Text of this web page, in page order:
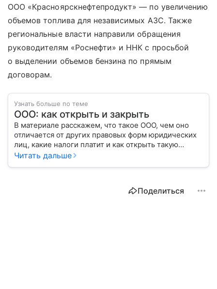
ООО «Красноярскнефтепродукт» — по увеличению
объемов топлива для независимых АЗС. Также
региональные власти направили обращения
руководителям «Роснефти» и ННК с просьбой
о выделении объемов бензина по прямым
договорам.
Узнать больше по теме
ООО: как открыть и закрыть
В материале расскажем, что такое ООО, чем оно
отличается от других правовых форм юридических
лиц, какие налоги платит и как открыть такую
организацию.
Читать дальше
Поделиться